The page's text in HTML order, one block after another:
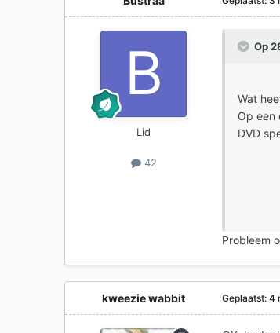
Lid
42
Op
Wat
Op een
DVD
Probleem
kweezie wabbit Geplaatst:4